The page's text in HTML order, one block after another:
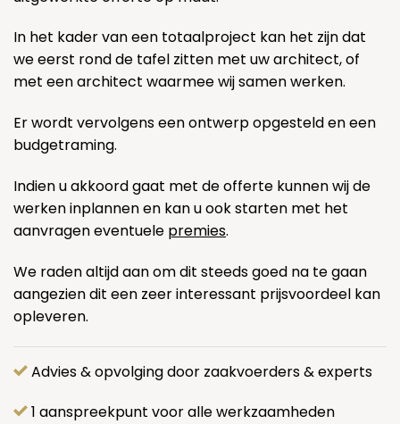
In het kader van een totaalproject kan het zijn dat
we eerst rond de tafel zitten met uw architect, of
met een architect waarmee wij samen werken.
Er wordt vervolgens een ontwerp opgesteld en een
budgetraming.
Indien u akkoord gaat met de offerte kunnen wij de
werken inplannen en kan u ook starten met het
aanvragen eventuele premies.
We raden altijd aan om dit steeds goed na te gaan
aangezien dit een zeer interessant prijsvoordeel kan
opleveren.
Advies & opvolging door zaakvoerders & experts
1 aanspreekpunt voor alle werkzaamheden